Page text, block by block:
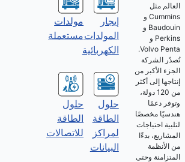
العالم مثل
Cummins و
Baudouin و
Perkins و
Volvo Penta.
تُصدّر الشركة
الجزء الأكبر من
إنتاجها إلى أكثر
من 120 دولة،
وتوفر دعمًا
هندسيًا مخصصًا
لتلبية احتياجات
المشاريع، بدءًا
من الأنظمة
المتزامنة وحتى
إيجار
المولدات
الكهربائية
مولدات
مستعملة
حلول
الطاقة
لمراكز
البيانات
حلول
الطاقة
للاتصالات